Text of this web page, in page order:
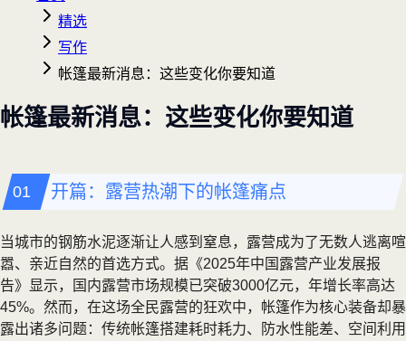
精选
写作
帐篷最新消息：这些变化你要知道
帐篷最新消息：这些变化你要知道
开篇：露营热潮下的帐篷痛点
当城市的钢筋水泥逐渐让人感到窒息，露营成为了无数人逃离喧
嚣、亲近自然的首选方式。据《2025年中国露营产业发展报
告》显示，国内露营市场规模已突破3000亿元，年增长率高达
45%。然而，在这场全民露营的狂欢中，帐篷作为核心装备却暴
露出诸多问题：传统帐篷搭建耗时耗力、防水性能差、空间利用